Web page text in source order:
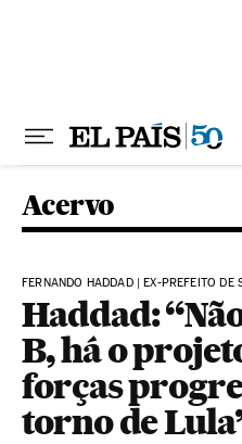
Acervo
FERNANDO HADDAD | EX-PREFEITO DE
Haddad:
B, há o
forças
torno de